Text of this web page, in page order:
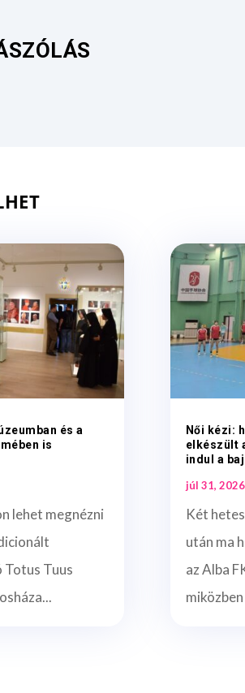
és a
is
lehet megnézni
Tuus
Női kézi:
elkészült
indul a
júl 31, 2026
Két
után ma
az Alba